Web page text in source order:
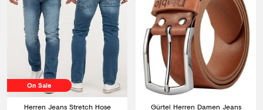
On Sale
Herren Jeans Stretch Hose Gürtel Herren Damen Jeans